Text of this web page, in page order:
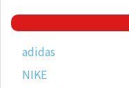
adidas
NIKE